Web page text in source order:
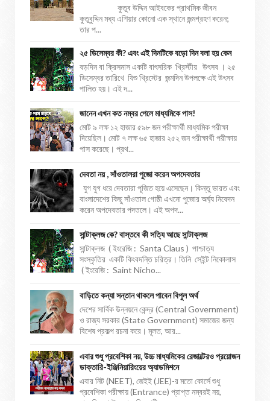
কুতুব উদ্দিন আইবকের প্রাথমিক জীবন
কুতুবুদ্দিন মধ্য এশিয়ার কোনো এক স্থানে জন্মগ্রহণ করেন;
তার প...
২৫ ডিসেম্বর কী? এবং এই দিনটিকে বড়ো দিন বলা হয় কেন
বড়দিন বা ক্রিসমাস একটি বাৎসরিক খ্রিস্টীয় উৎসব । ২৫
ডিসেম্বর তারিখে যিশু খ্রিস্টের জন্মদিন উপলক্ষে এই উৎসব
পালিত হয়। এই দ...
জানেন এখন কত নম্বর পেলে মাধ্যমিকে পাস!
মোট ৯ লক্ষ ১২ হাজার ৫৯৮ জন পরীক্ষার্থী মাধ্যমিক পরীক্ষা
দিয়েছিল। মোট ৭ লক্ষ ৬৫ হাজার ২৫২ জন পরীক্ষার্থী পরীক্ষায়
পাস করেছে। প্রথ...
দেবতা নয় , সাঁওতালরা পুজো করেন অপদেবতার
যুগ যুগ ধরে দেবতারা পূজিত হয়ে এসেছেন। কিন্তু ভারত এবং
বাংলাদেশের কিছু সাঁওতাল গোষ্ঠী এখনো পুজোর অর্ঘ্য নিবেদন
করেন অপদেবতার পদতলে। এই অপদ...
সান্টাক্লজ কে? বাস্তবে কী সত্যি আছে সান্টাক্লজ
সান্টাক্লজ ( ইংরেজি : Santa Claus ) পাশ্চাত্য
সংস্কৃতির একটি কিংবদন্তি চরিত্র। তিনি সেইন্ট নিকোলাস
( ইংরেজি : Saint Nicho...
বাড়িতে কন্যা সন্তান থাকলে পাবেন বিপুল অর্থ
দেশের সার্বিক উন্নয়নে কেন্দ্র (Central Government)
ও রাজ্য সরকার (State Government) সমাজের জন্য
বিশেষ প্রকল্প রচনা করে। মূলত, আর...
এবার শুধু প্রবেশিকা নয়, উচ্চ মাধ্যমিকের রেজাল্টেরও প্রয়োজন
ডাক্তারি-ইঞ্জিনিয়ারিংয়ের অ্যাডমিশনে
এবার নিট (NEET), জেইই (JEE)-র মতো কোর্সে শুধু
প্রবেশিকা পরীক্ষায় (Entrance) প্রাপ্ত নম্বরই নয়,